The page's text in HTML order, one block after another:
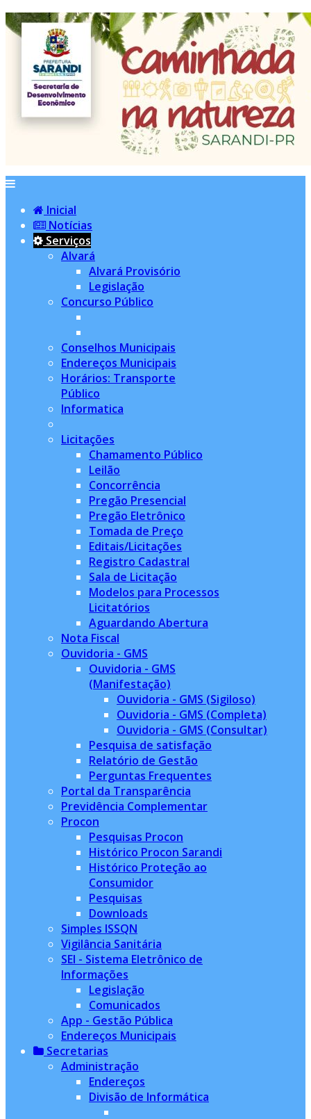
Inicial
Notícias
Serviços
Alvará
Alvará Provisório
Legislação
Concurso Público
Conselhos Municipais
Endereços Municipais
Horários: Transporte
Público
Informatica
Licitações
Chamamento Público
Leilão
Concorrência
Pregão Presencial
Pregão Eletrônico
Tomada de Preço
Editais/Licitações
Registro Cadastral
Sala de Licitação
Modelos para Processos
Licitatórios
Aguardando Abertura
Nota Fiscal
Ouvidoria - GMS
Ouvidoria - GMS
(Manifestação)
Ouvidoria - GMS (Sigiloso)
Ouvidoria - GMS (Completa)
Ouvidoria - GMS (Consultar)
Pesquisa de satisfação
Relatório de Gestão
Perguntas Frequentes
Portal da Transparência
Previdência Complementar
Procon
Pesquisas Procon
Histórico Procon Sarandi
Histórico Proteção ao
Consumidor
Pesquisas
Downloads
Simples ISSQN
Vigilância Sanitária
SEI - Sistema Eletrônico de
Informações
Legislação
Comunicados
App - Gestão Pública
Endereços Municipais
Secretarias
Administração
Endereços
Divisão de Informática